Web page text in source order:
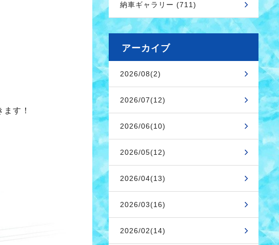
す！
納車ギャラリー (711)
アーカイブ
2026/08(2)
2026/07(12)
2026/06(10)
2026/05(12)
2026/04(13)
2026/03(16)
2026/02(14)